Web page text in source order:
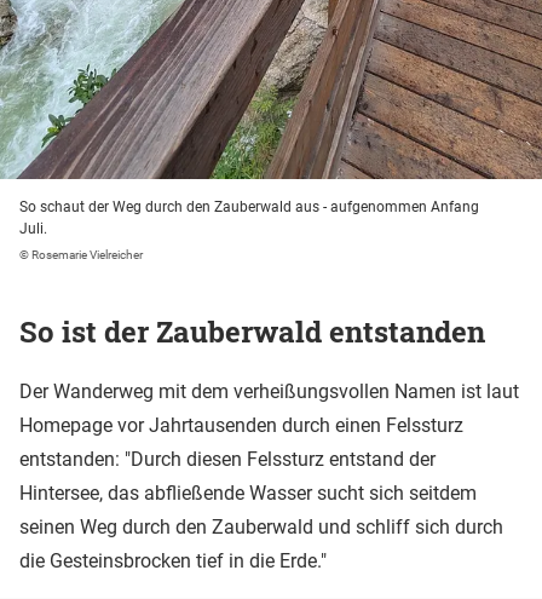
So schaut der Weg durch den Zauberwald aus - aufgenommen Anfang
Juli.
© Rosemarie Vielreicher
So ist der Zauberwald entstanden
Der Wanderweg mit dem verheißungsvollen Namen ist laut
Homepage vor Jahrtausenden durch einen Felssturz
entstanden: "Durch diesen Felssturz entstand der
Hintersee, das abfließende Wasser sucht sich seitdem
seinen Weg durch den Zauberwald und schliff sich durch
die Gesteinsbrocken tief in die Erde."